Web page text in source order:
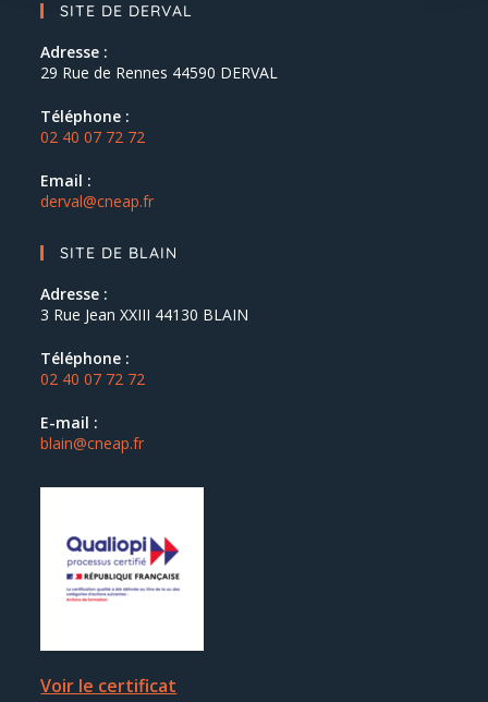
SITE DE DERVAL
Adresse :
29 Rue de Rennes 44590 DERVAL
Téléphone :
02 40 07 72 72
Email :
derval@cneap.fr
SITE DE BLAIN
Adresse :
3 Rue Jean XXIII 44130 BLAIN
Téléphone :
02 40 07 72 72
E-mail :
blain@cneap.fr
Voir le certificat